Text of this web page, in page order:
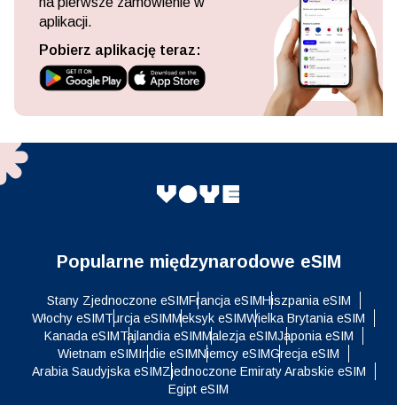
aplikacji.
Pobierz aplikację teraz:
Popularne międzynarodowe eSIM
Stany Zjednoczone eSIMFrancja eSIMHiszpania eSIM
Włochy eSIMTurcja eSIMMeksyk eSIMWielka Brytania eSIM
Kanada eSIMTajlandia eSIMMalezja eSIMJaponia eSIM
Wietnam eSIMIndie eSIMNiemcy eSIMGrecja eSIM
Arabia Saudyjska eSIMZjednoczone Emiraty Arabskie eSIM
Egipt eSIM